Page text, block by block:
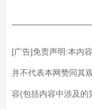
[广告]免责声明:本内
并不代表本网赞同其
容(包括内容中涉及的